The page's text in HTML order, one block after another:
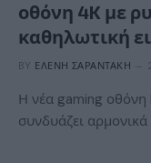
οθόνη 4K με
καθηλωτική
BY ΕΛΈΝΗ ΣΑΡΑΝΤΆΚΗ
Η νέα gaming οθόνη
συνδυάζει